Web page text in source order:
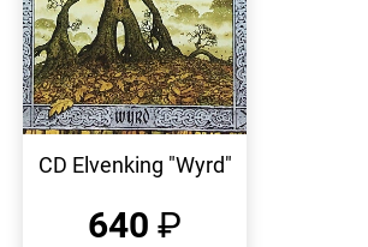
ПРОСМОТР
CD Elvenking "Wyrd"
640 ₽